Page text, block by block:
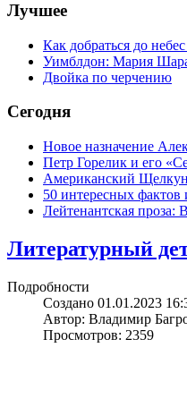
Лучшее
Как добраться до
Уимблдон: Мария
Двойка по черчению
Сегодня
Новое назначение
Петр Горелик и его
Американский
50 интересных
Лейтенантская проза:
Литературный
Подробности
Создано 01.01.2023
Автор: Владимир
Просмотров: 2359